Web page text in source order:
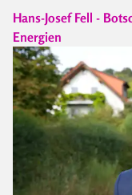
Hans-Josef Fell -
Energien